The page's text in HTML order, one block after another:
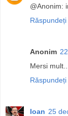
@Anonim:
Răspundeți
Anonim
Mersi
Răspundeți
Ioan 25